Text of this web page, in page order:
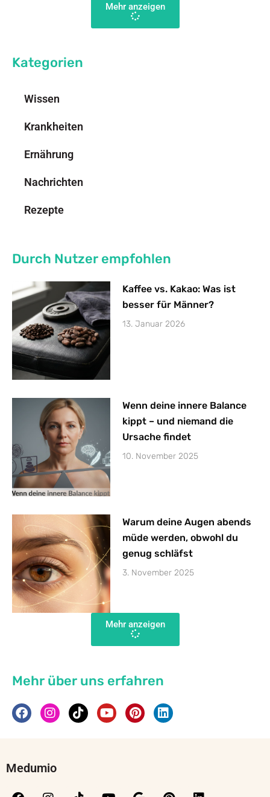
Mehr anzeigen
Kategorien
Wissen
Krankheiten
Ernährung
Nachrichten
Rezepte
Durch Nutzer empfohlen
Kaffee vs. Kakao: Was ist
besser für Männer?
13. Januar 2026
Wenn deine innere Balance
kippt – und niemand die
Ursache findet
10. November 2025
Warum deine Augen abends
müde werden, obwohl du
genug schläfst
3. November 2025
Mehr anzeigen
Mehr über uns erfahren
Medumio